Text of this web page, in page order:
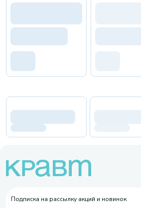
Подписка на рассылку акций и новинок